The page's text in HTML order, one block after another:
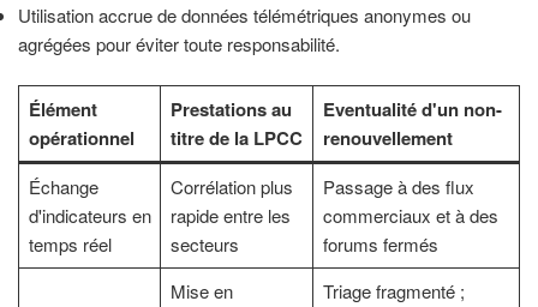
Utilisation accrue de données télémétriques anonymes ou
agrégées pour éviter toute responsabilité.
Élément
opérationnel
Prestations au
titre de la LPCC
Eventualité d'un non-
renouvellement
Échange
d'indicateurs en
temps réel
Corrélation plus
rapide entre les
secteurs
Passage à des flux
commerciaux et à des
forums fermés
Mise en
Triage fragmenté ;